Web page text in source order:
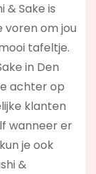
& Sake is
om jou
tafeltje.
in Den
achter op
klanten
wanneer er
je ook
&